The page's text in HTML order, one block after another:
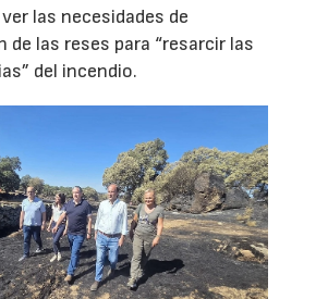
las necesidades de
las reses para “resarcir las
del incendio.